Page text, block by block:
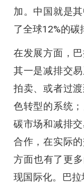
加。中国就是
了全球12%的碳
在发展方面，
其一是减排交
拍卖、或者过
色转型的系统
碳市场和减排
合作，在实际
方面也有了更
现国际化。巴